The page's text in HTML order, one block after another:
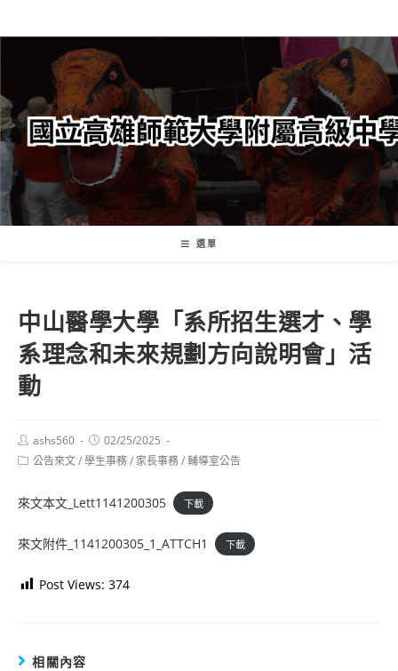
轉
要
內
容
選單
中山醫學大學「系所招生選才、學
系理念和未來規劃方向說明會」活
動
Post
author:
ashs560
Post
published:
02/25/2025
Post公告來文/學生事務/ 家長事務/輔導室公告
來文本文_Lett1141200305 下載
來文附件_1141200305_1_ATTCH1 下載
Post Views: 374
相關內容